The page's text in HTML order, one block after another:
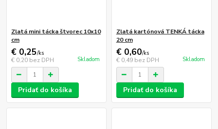
Zlatá mini tácka štvorec 10x10
cm
€ 0,25/ks
€ 0,20 bez DPH Skladom
Pridať do košíka
Zlatá kartónová TENKÁ tácka
20 cm
€ 0,60/ks
€ 0,49 bez DPH Skladom
Pridať do košíka